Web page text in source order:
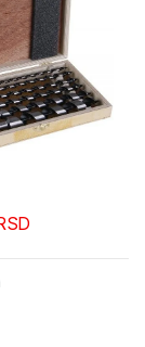
Sortirano po